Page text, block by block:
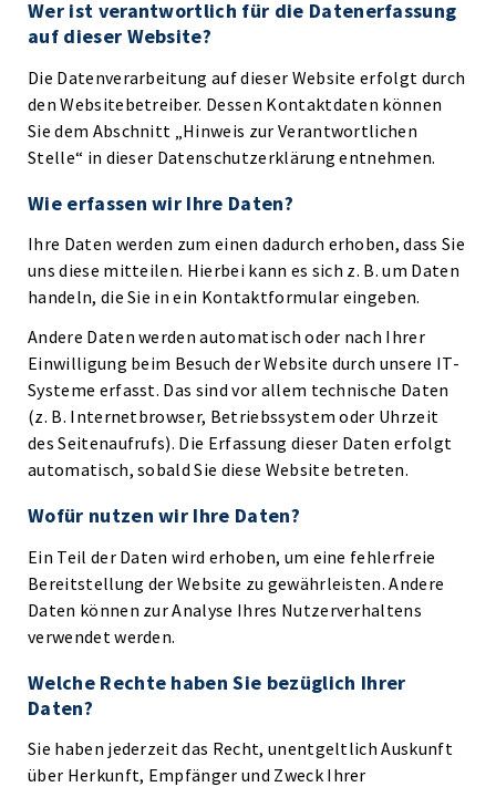
Wer ist verantwortlich für die Datenerfassung
auf dieser Website?
Die Datenverarbeitung auf dieser Website erfolgt durch
den Websitebetreiber. Dessen Kontaktdaten können
Sie dem Abschnitt „Hinweis zur Verantwortlichen
Stelle“ in dieser Datenschutzerklärung entnehmen.
Wie erfassen wir Ihre Daten?
Ihre Daten werden zum einen dadurch erhoben, dass Sie
uns diese mitteilen. Hierbei kann es sich z. B. um Daten
handeln, die Sie in ein Kontaktformular eingeben.
Andere Daten werden automatisch oder nach Ihrer
Einwilligung beim Besuch der Website durch unsere IT-
Systeme erfasst. Das sind vor allem technische Daten
(z. B. Internetbrowser, Betriebssystem oder Uhrzeit
des Seitenaufrufs). Die Erfassung dieser Daten erfolgt
automatisch, sobald Sie diese Website betreten.
Wofür nutzen wir Ihre Daten?
Ein Teil der Daten wird erhoben, um eine fehlerfreie
Bereitstellung der Website zu gewährleisten. Andere
Daten können zur Analyse Ihres Nutzerverhaltens
verwendet werden.
Welche Rechte haben Sie bezüglich Ihrer
Daten?
Sie haben jederzeit das Recht, unentgeltlich Auskunft
über Herkunft, Empfänger und Zweck Ihrer